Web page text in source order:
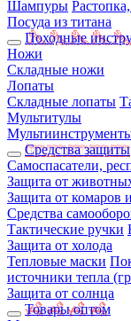
Шампуры
Посуда из титана
Походные
Ножи
Складные ножи
Лопаты
Складные лопаты
Мультитулы
Средства защиты
Самоспасатели,
Защита от
Защита от комаров
Средства
Тактические ручки
Защита от холода
Тепловые маски
источники тепла
Защита от солнца
Товары оптом